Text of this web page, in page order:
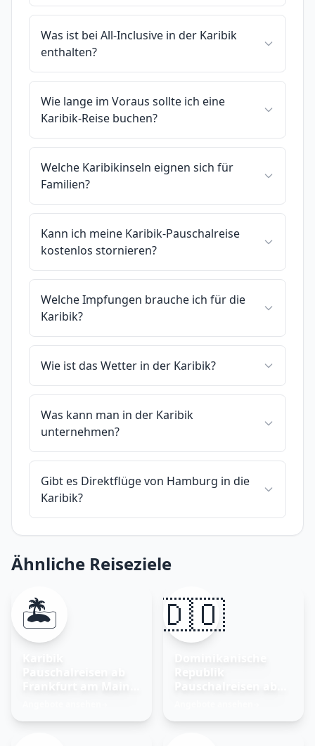
Was ist bei All-Inclusive in der Karibik
enthalten?
Wie lange im Voraus sollte ich eine
Karibik-Reise buchen?
Welche Karibikinseln eignen sich für
Familien?
Kann ich meine Karibik-Pauschalreise
kostenlos stornieren?
Welche Impfungen brauche ich für die
Karibik?
Wie ist das Wetter in der Karibik?
Was kann man in der Karibik
unternehmen?
Gibt es Direktflüge von Hamburg in die
Karibik?
Ähnliche Reiseziele
🏝️ 🇩🇴